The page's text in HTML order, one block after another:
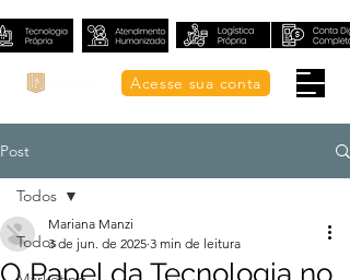
Acesse sua conta
Post
Todos
Todos
O Papel da Tecnologia no
Mariana Manzi
3 de jun. de 2025 3 min de leitura